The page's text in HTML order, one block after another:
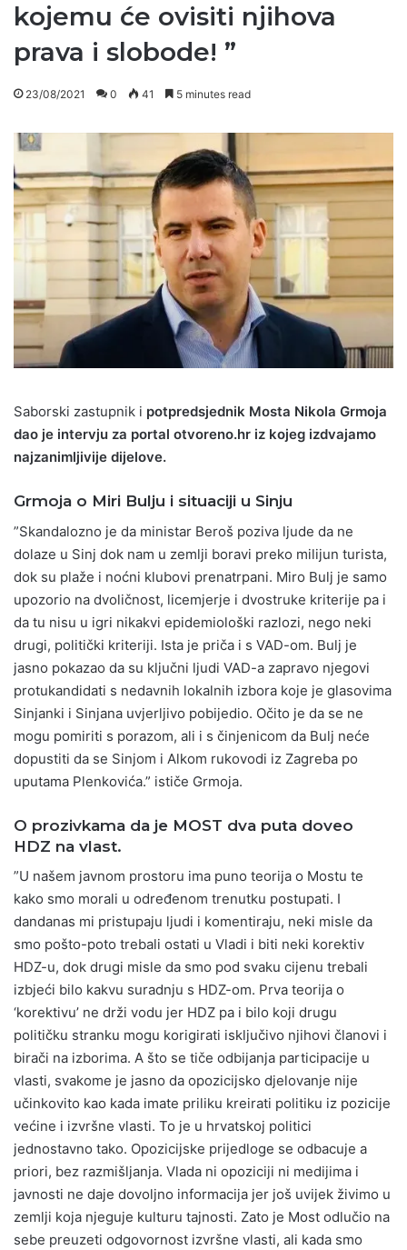
kojemu će ovisiti njihova
prava i slobode! ”
23/08/2021 0 41 5 minutes read
Saborski zastupnik i potpredsjednik Mosta Nikola Grmoja
dao je intervju za portal otvoreno.hr iz kojeg izdvajamo
najzanimljivije dijelove.
Grmoja o Miri Bulju i situaciji u Sinju
”Skandalozno je da ministar Beroš poziva ljude da ne
dolaze u Sinj dok nam u zemlji boravi preko milijun turista,
dok su plaže i noćni klubovi prenatrpani. Miro Bulj je samo
upozorio na dvoličnost, licemjerje i dvostruke kriterije pa i
da tu nisu u igri nikakvi epidemiološki razlozi, nego neki
drugi, politički kriteriji. Ista je priča i s VAD-om. Bulj je
jasno pokazao da su ključni ljudi VAD-a zapravo njegovi
protukandidati s nedavnih lokalnih izbora koje je glasovima
Sinjanki i Sinjana uvjerljivo pobijedio. Očito je da se ne
mogu pomiriti s porazom, ali i s činjenicom da Bulj neće
dopustiti da se Sinjom i Alkom rukovodi iz Zagreba po
uputama Plenkovića.” ističe Grmoja.
O prozivkama da je MOST dva puta doveo
HDZ na vlast.
”U našem javnom prostoru ima puno teorija o Mostu te
kako smo morali u određenom trenutku postupati. I
dandanas mi pristupaju ljudi i komentiraju, neki misle da
smo pošto-poto trebali ostati u Vladi i biti neki korektiv
HDZ-u, dok drugi misle da smo pod svaku cijenu trebali
izbjeći bilo kakvu suradnju s HDZ-om. Prva teorija o
‘korektivu’ ne drži vodu jer HDZ pa i bilo koji drugu
političku stranku mogu korigirati isključivo njihovi članovi i
birači na izborima. A što se tiče odbijanja participacije u
vlasti, svakome je jasno da opozicijsko djelovanje nije
učinkovito kao kada imate priliku kreirati politiku iz pozicije
većine i izvršne vlasti. To je u hrvatskoj politici
jednostavno tako. Opozicijske prijedloge se odbacuje a
priori, bez razmišljanja. Vlada ni opoziciji ni medijima i
javnosti ne daje dovoljno informacija jer još uvijek živimo u
zemlji koja njeguje kulturu tajnosti. Zato je Most odlučio na
sebe preuzeti odgovornost izvršne vlasti, ali kada smo